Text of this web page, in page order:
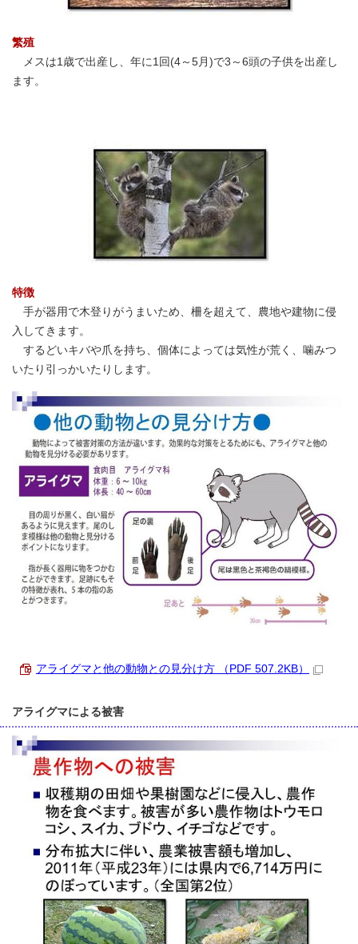
繁殖
メスは1歳で出産し、年に1回(4～5月)で3～6頭の子供を出産し
ます。
特徴
手が器用で木登りがうまいため、柵を超えて、農地や建物に侵
入してきます。
するどいキバや爪を持ち、個体によっては気性が荒く、噛みつ
いたり引っかいたりします。
アライグマと他の動物との見分け方 （PDF 507.2KB）
アライグマによる被害